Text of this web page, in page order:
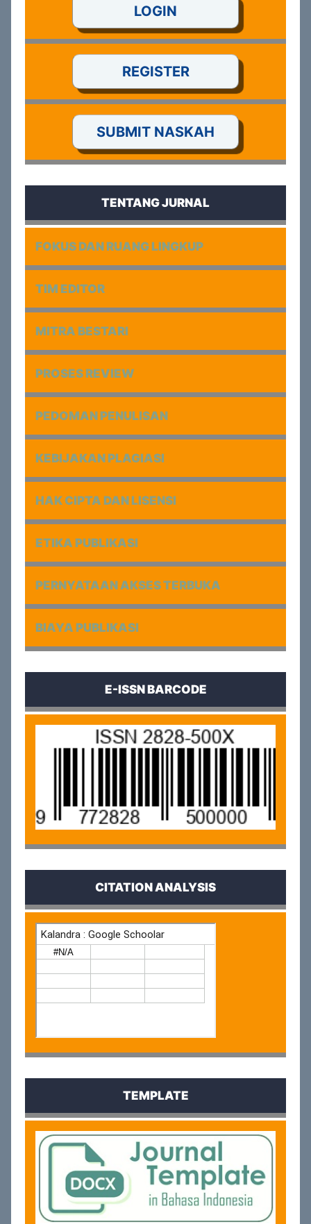
LOGIN
REGISTER
SUBMIT NASKAH
TENTANG JURNAL
FOKUS DAN RUANG LINGKUP
TIM EDITOR
MITRA BESTARI
PROSES REVIEW
PEDOMAN PENULISAN
KEBIJAKAN PLAGIASI
HAK CIPTA DAN LISENSI
ETIKA PUBLIKASI
PERNYATAAN AKSES TERBUKA
BIAYA PUBLIKASI
E-ISSN BARCODE
CITATION ANALYSIS
TEMPLATE